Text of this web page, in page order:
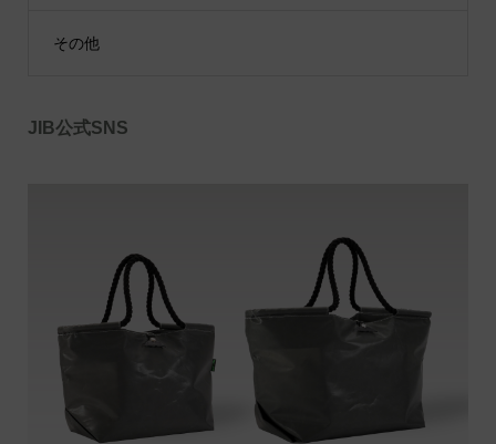
その他
JIB公式SNS